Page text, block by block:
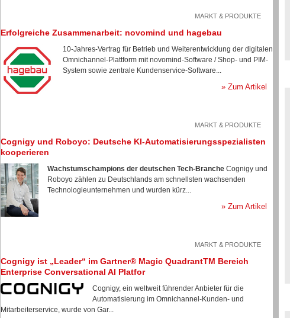
MARKT & PRODUKTE
Erfolgreiche Zusammenarbeit: novomind und hagebau
10-Jahres-Vertrag für Betrieb und Weiterentwicklung der digitalen
Omnichannel-Plattform mit novomind-Software / Shop- und PIM-
System sowie zentrale Kundenservice-Software...
» Zum Artikel
MARKT & PRODUKTE
Cognigy und Roboyo: Deutsche KI-Automatisierungsspezialisten
kooperieren
Wachstumschampions der deutschen Tech-Branche Cognigy und
Roboyo zählen zu Deutschlands am schnellsten wachsenden
Technologieunternehmen und wurden kürz...
» Zum Artikel
MARKT & PRODUKTE
Cognigy ist „Leader“ im Gartner® Magic QuadrantTM Bereich
Enterprise Conversational AI Platfor
Cognigy, ein weltweit führender Anbieter für die
Automatisierung im Omnichannel-Kunden- und
Mitarbeiterservice, wurde von Gar...